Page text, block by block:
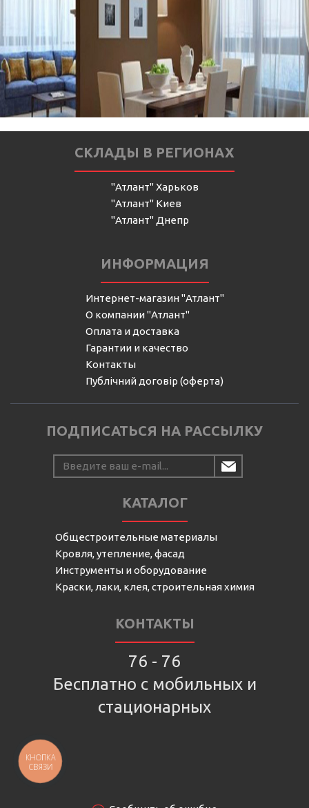
СКЛАДЫ В РЕГИОНАХ
"Атлант" Харьков
"Атлант" Киев
"Атлант" Днепр
ИНФОРМАЦИЯ
Интернет-магазин "Атлант"
О компании "Атлант"
Оплата и доставка
Гарантии и качество
Контакты
Публічний договір (оферта)
ПОДПИСАТЬСЯ НА РАССЫЛКУ
КАТАЛОГ
Общестроительные материалы
Кровля, утепление, фасад
Инструменты и оборудование
Краски, лаки, клея, строительная химия
КОНТАКТЫ
76 - 76
Бесплатно с мобильных и
стационарных
КНОПКА
СВЯЗИ